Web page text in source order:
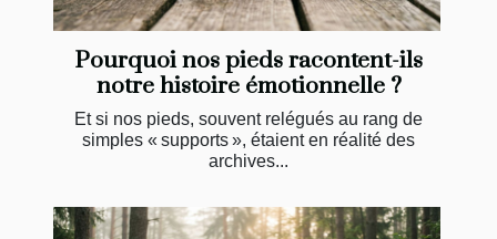
Pourquoi nos pieds racontent-ils
notre histoire émotionnelle ?
Et si nos pieds, souvent relégués au rang de
simples « supports », étaient en réalité des
archives...